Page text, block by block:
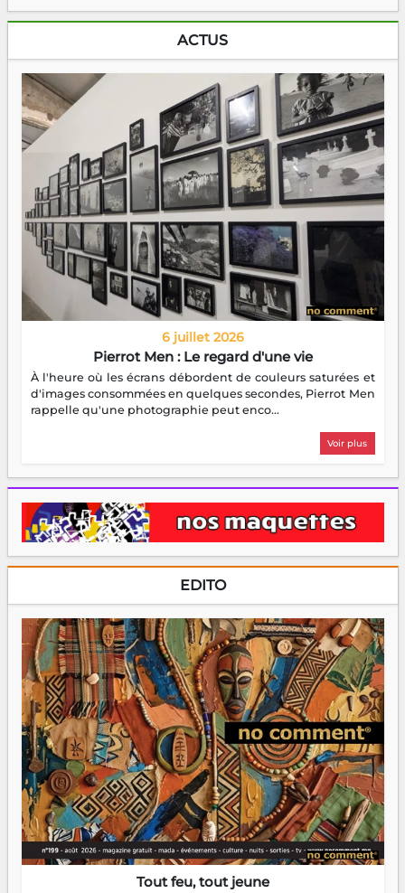
ACTUS
6 juillet 2026
Pierrot Men : Le regard d'une vie
À l'heure où les écrans débordent de couleurs saturées et
d'images consommées en quelques secondes, Pierrot Men
rappelle qu'une photographie peut enco...
Voir plus
EDITO
Tout feu, tout jeune